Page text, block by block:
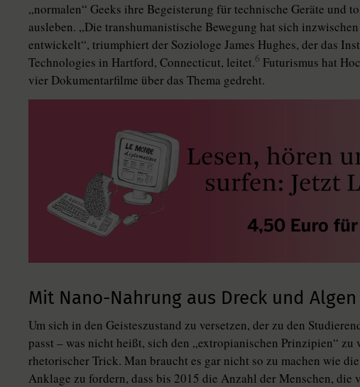
„normalen“ Geeks ihre Begeisterung für technische Geräte und
ausleben. „Die transhumanistische Bewegung hat sich
entwickelt“, triumphiert der Soziologe James Hughes, der das
Technologies in Hartford, Connecticut, leitet.6 Futurismus hat
vier Dokumentarfilme über das Thema gedreht.
Mit Nano-Nahrung aus Dreck und Algen
Um sich in den Geisteszustand zu versetzen, der zu den
passt – was nicht heißt, sich den „extropianischen Prinzipien“
rhetorischer Trick. Man braucht es gar nicht so zu machen wie
Anklage zu fordern, dass bis 2015 die Anzahl der Menschen, die